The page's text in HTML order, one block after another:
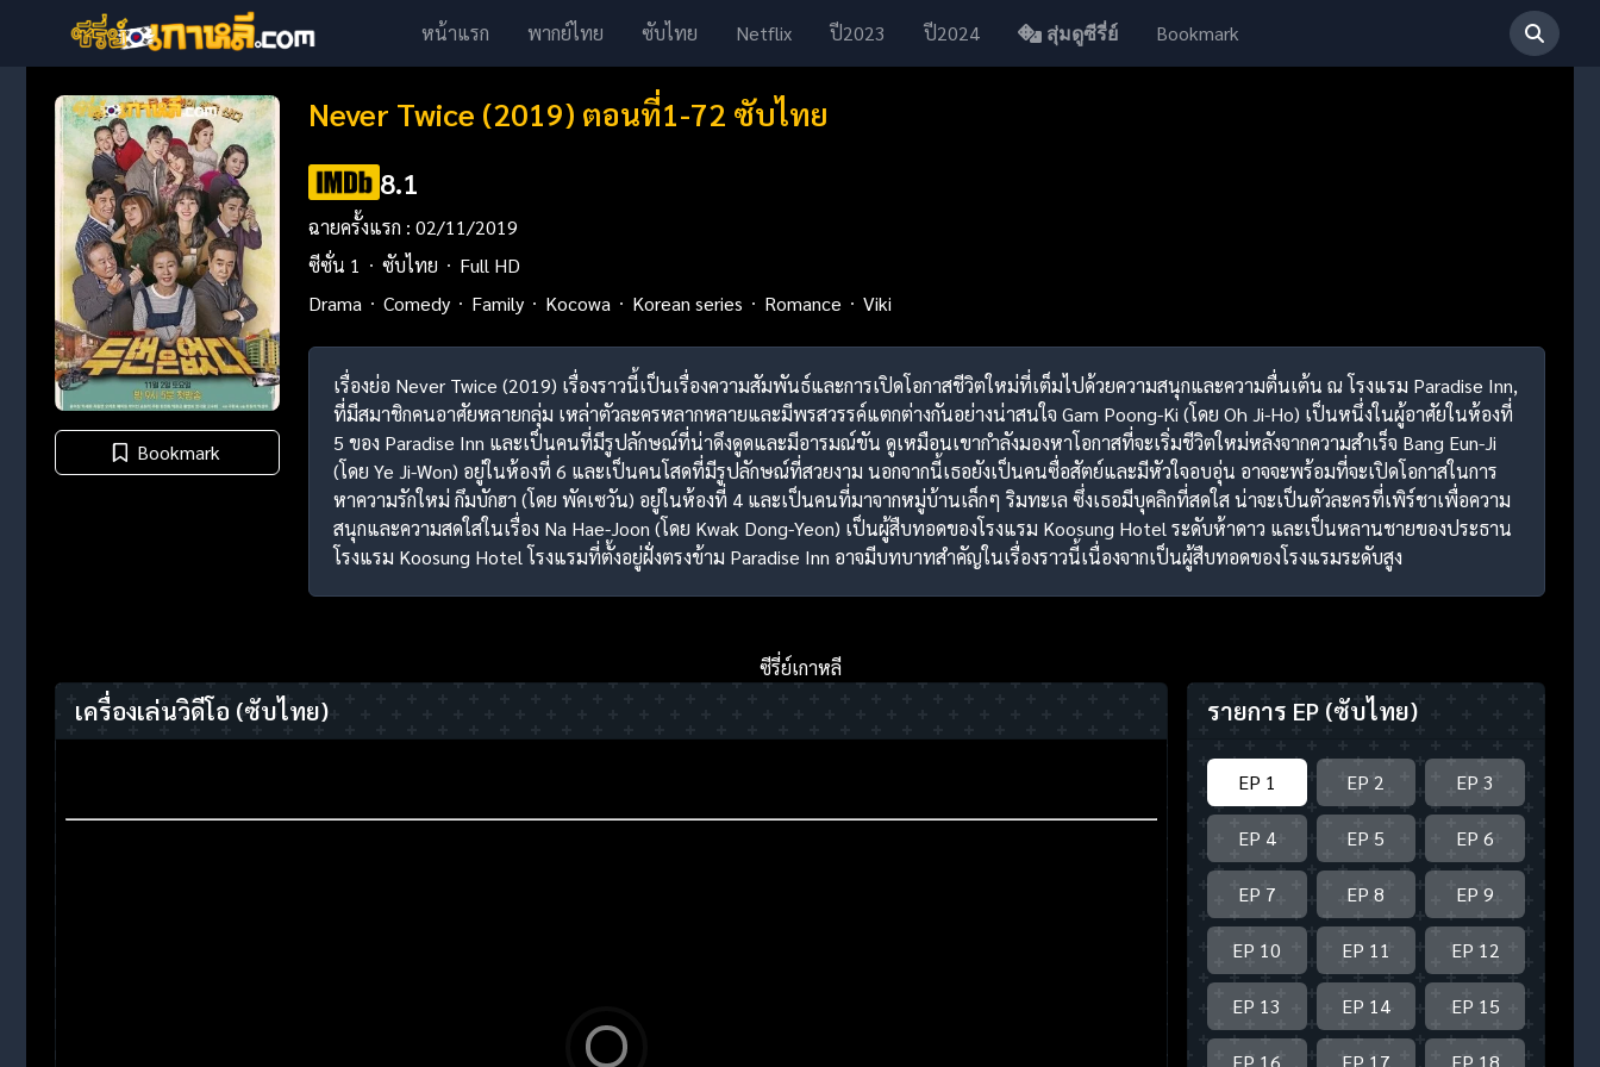
หน้าแรก พากย์ไทย ซับไทย Netflix ปี2023 ปี2024 สุ่มดูซีรี่ย์ Bookmark
Bookmark
Never Twice (2019) ตอนที่1-72 ซับไทย
8.1
ฉายครั้งแรก : 02/11/2019
ซีซั่น 1
ซับไทย
Full HD
Drama
Comedy Family Kocowa Korean series Romance Viki
เรื่องย่อ Never Twice (2019) เรื่องราวนี้เป็นเรื่องความสัมพันธ์และการเปิดโอกาสชีวิตใหม่ที่เต็มไปด้วยความสนุกและความตื่นเต้น ณ โรงแรม Paradise Inn,
ที่มีสมาชิกคนอาศัยหลายกลุ่ม เหล่าตัวละครหลากหลายและมีพรสวรรค์แตกต่างกันอย่างน่าสนใจ Gam Poong-Ki (โดย Oh Ji-Ho) เป็นหนึ่งในผู้อาศัยในห้องที่
5 ของ Paradise Inn และเป็นคนที่มีรูปลักษณ์ที่น่าดึงดูดและมีอารมณ์ขัน ดูเหมือนเขากำลังมองหาโอกาสที่จะเริ่มชีวิตใหม่หลังจากความสำเร็จ Bang Eun-Ji
(โดย Ye Ji-Won) อยู่ในห้องที่ 6 และเป็นคนโสดที่มีรูปลักษณ์ที่สวยงาม นอกจากนี้เธอยังเป็นคนซื่อสัตย์และมีหัวใจอบอุ่น อาจจะพร้อมที่จะเปิดโอกาสในการ
หาความรักใหม่ กึมบักฮา (โดย พัคเซวัน) อยู่ในห้องที่ 4 และเป็นคนที่มาจากหมู่บ้านเล็กๆ ริมทะเล ซึ่งเธอมีบุคลิกที่สดใส น่าจะเป็นตัวละครที่เพิร์ชาเพื่อความ
สนุกและความสดใสในเรื่อง Na Hae-Joon (โดย Kwak Dong-Yeon) เป็นผู้สืบทอดของโรงแรม Koosung Hotel ระดับห้าดาว และเป็นหลานชายของประธาน
โรงแรม Koosung Hotel โรงแรมที่ตั้งอยู่ฝั่งตรงข้าม Paradise Inn อาจมีบทบาทสำคัญในเรื่องราวนี้เนื่องจากเป็นผู้สืบทอดของโรงแรมระดับสูง
ซีรี่ย์เกาหลี
เครื่องเล่นวิดีโอ (ซับไทย) รายการ EP (ซับไทย)
EP 1 EP 2 EP 3
EP 4 EP 5 EP 6
EP 7 EP 8 EP 9
EP 10 EP 11 EP 12
EP 13 EP 14 EP 15
EP 16 EP 17 EP 18